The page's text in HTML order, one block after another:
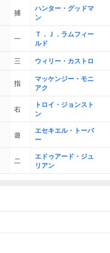
捕
ハンター・グッドマ
ン
一
Ｔ．Ｊ．ラムフィー
ルド
三 ウィリー・カストロ
指
マッケンジー・モニ
アク
右
トロイ・ジョンスト
ン
遊
エセキエル・トーバ
ー
二
エドゥアード・ジュ
リアン